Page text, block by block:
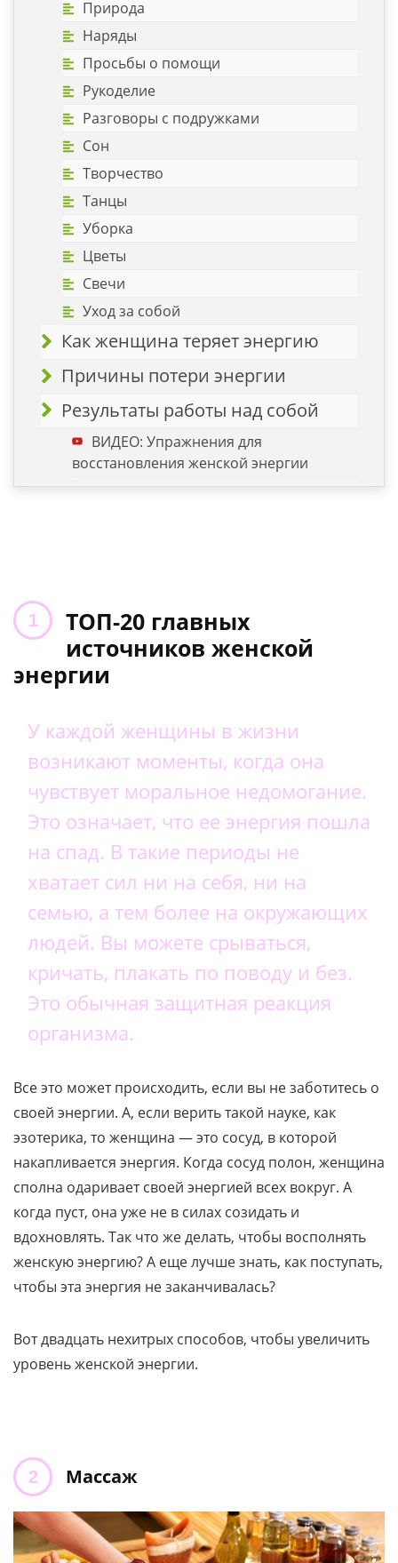
Природа
Наряды
Просьбы о помощи
Рукоделие
Разговоры с подружками
Сон
Творчество
Танцы
Уборка
Цветы
Свечи
Уход за собой
Как женщина теряет энергию
Причины потери энергии
Результаты работы над собой
ВИДЕО: Упражнения для
восстановления женской энергии
ТОП-20 главных
источников женской
энергии
У каждой женщины в жизни
возникают моменты, когда она
чувствует моральное недомогание.
Это означает, что ее энергия пошла
на спад. В такие периоды не
хватает сил ни на себя, ни на
семью, а тем более на окружающих
людей. Вы можете срываться,
кричать, плакать по поводу и без.
Это обычная защитная реакция
организма.
Все это может происходить, если вы не заботитесь о
своей энергии. А, если верить такой науке, как
эзотерика, то женщина — это сосуд, в которой
накапливается энергия. Когда сосуд полон, женщина
сполна одаривает своей энергией всех вокруг. А
когда пуст, она уже не в силах созидать и
вдохновлять. Так что же делать, чтобы восполнять
женскую энергию? А еще лучше знать, как поступать,
чтобы эта энергия не заканчивалась?
Вот двадцать нехитрых способов, чтобы увеличить
уровень женской энергии.
Массаж